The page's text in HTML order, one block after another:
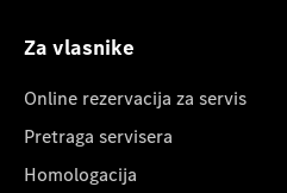
Za vlasnike
Online rezervacija za servis
Pretraga servisera
Homologacija